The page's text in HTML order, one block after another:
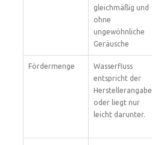
gleichmäßig und
ohne
ungewöhnliche
Geräusche
Fördermenge
Wasserfluss
entspricht der
Herstellerangabe
oder liegt nur
leicht darunter.